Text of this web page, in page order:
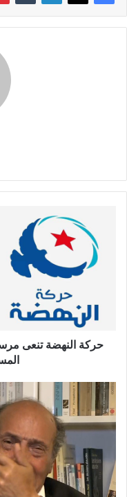
حركة النهضة تنعى